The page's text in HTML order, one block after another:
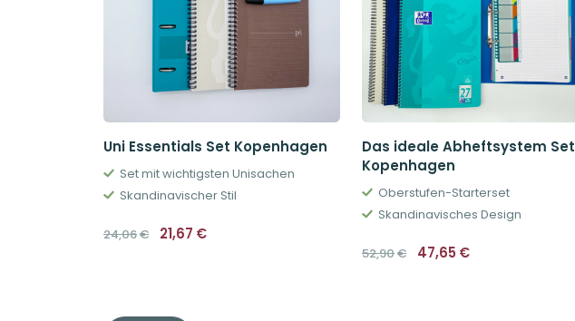
Uni Essentials Set Kopenhagen
Set mit wichtigsten Unisachen
Skandinavischer Stil
24,06€ Ursprünglicher
Preis
21,67 €
Das ideale Abheftsystem Set
Kopenhagen
Oberstufen-Starterset
Skandinavisches Design
52,90€ Ursprünglicher
Preis
47,65 €